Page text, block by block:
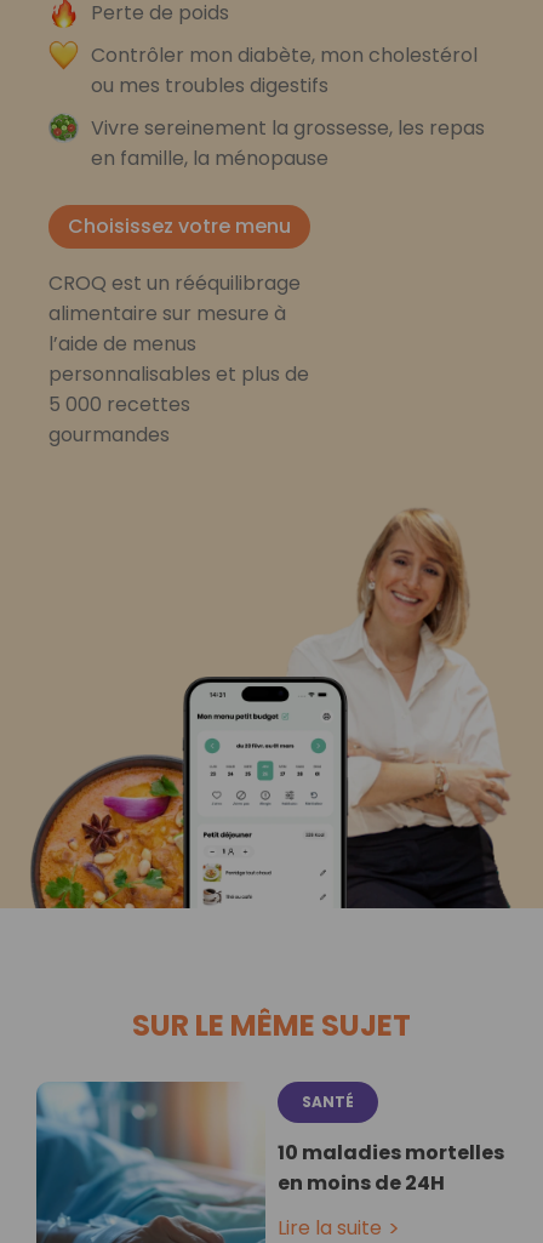
Perte de poids
Contrôler mon diabète, mon cholestérol
ou mes troubles digestifs
Vivre sereinement la grossesse, les repas
en famille, la ménopause
Choisissez votre menu
CROQ est un rééquilibrage
alimentaire sur mesure à
l’aide de menus
personnalisables et plus de
5 000 recettes
gourmandes
SUR LE MÊME SUJET
SANTÉ
10 maladies mortelles
en moins de 24H
Lire la suite